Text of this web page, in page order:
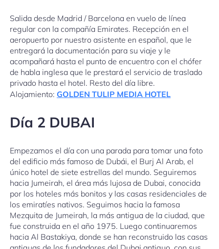
Salida desde Madrid / Barcelona en vuelo de línea
regular con la compañía Emirates. Recepción en el
aeropuerto por nuestro asistente en español, que le
entregará la documentación para su viaje y le
acompañará hasta el punto de encuentro con el chófer
de habla inglesa que le prestará el servicio de traslado
privado hasta el hotel. Resto del día libre.
Alojamiento: GOLDEN TULIP MEDIA HOTEL
Día 2 DUBAI
Empezamos el día con una parada para tomar una foto
del edificio más famoso de Dubái, el Burj Al Arab, el
único hotel de siete estrellas del mundo. Seguiremos
hacia Jumeirah, el área más lujosa de Dubai, conocida
por los hoteles más bonitos y las casas residenciales de
los emiratíes nativos. Seguimos hacia la famosa
Mezquita de Jumeirah, la más antigua de la ciudad, que
fue construida en el año 1975. Luego continuaremos
hacia Al Bastakiya, donde se han reconstruido las casas